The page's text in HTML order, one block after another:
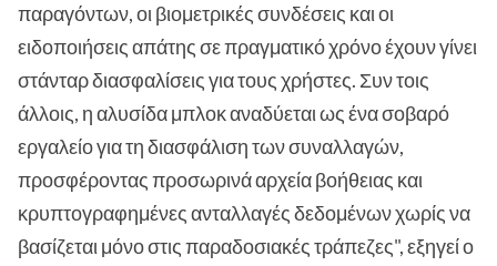
παραγόντων, οι βιομετρικές συνδέσεις και οι
ειδοποιήσεις απάτης σε πραγματικό χρόνο έχουν γίνει
στάνταρ διασφαλίσεις για τους χρήστες. Συν τοις
άλλοις, η αλυσίδα μπλοκ αναδύεται ως ένα σοβαρό
εργαλείο για τη διασφάλιση των συναλλαγών,
προσφέροντας προσωρινά αρχεία βοήθειας και
κρυπτογραφημένες ανταλλαγές δεδομένων χωρίς να
βασίζεται μόνο στις παραδοσιακές τράπεζες", εξηγεί ο